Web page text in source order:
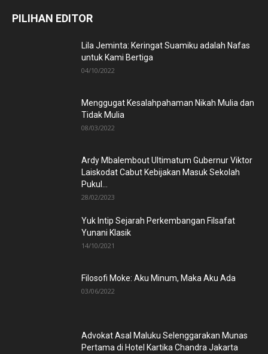
PILIHAN EDITOR
Lila Jeminta: Keringat Suamiku adalah Nafas
untuk Kami Bertiga
04/10/2022
Menggugat Kesalahpahaman Nikah Mulia dan
Tidak Mulia
08/03/2022
Ardy Mbalembout Ultimatum Gubernur Viktor
Laiskodat Cabut Kebijakan Masuk Sekolah
Pukul...
28/02/2023
Yuk Intip Sejarah Perkembangan Filsafat
Yunani Klasik
14/10/2021
Filosofi Moke: Aku Minum, Maka Aku Ada
03/06/2022
Advokat Asal Maluku Selenggarakan Munas
Pertama di Hotel Kartika Chandra Jakarta